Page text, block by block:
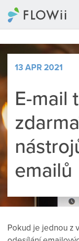
13 APR 2021
E-mail
emailů
Pokud je jednou z